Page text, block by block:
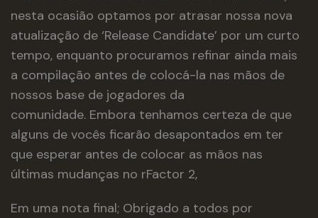
nesta ocasião optamos por atrasar nossa nova
atualização de ‘Release Candidate’ por um curto
tempo, enquanto procuramos refinar ainda mais
a compilação antes de colocá-la nas mãos de
nossos base de jogadores da
comunidade. Embora tenhamos certeza de que
alguns de vocês ficarão desapontados em ter
que esperar antes de colocar as mãos nas
últimas mudanças no rFactor 2,
Em uma nota final; Obrigado a todos por